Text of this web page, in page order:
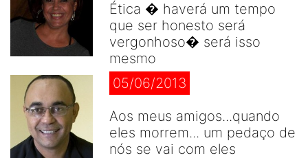
Ética � haverá um tempo
que ser honesto será
vergonhoso� será isso
mesmo
05/06/2013
Aos meus amigos...quando
eles morrem... um pedaço de
nós se vai com eles